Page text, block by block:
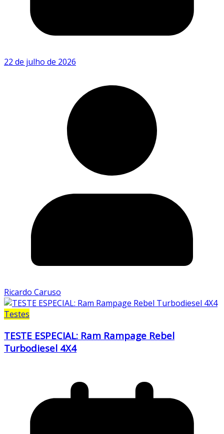
22 de julho de 2026
Ricardo Caruso
Testes
TESTE ESPECIAL: Ram Rampage Rebel
Turbodiesel 4X4